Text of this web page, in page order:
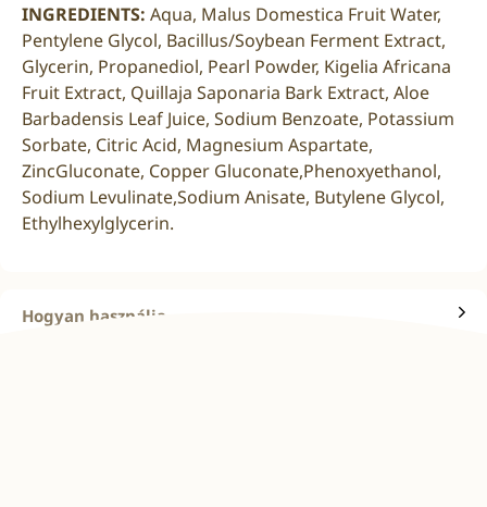
INGREDIENTS: Aqua, Malus Domestica Fruit Water,
Pentylene Glycol, Bacillus/Soybean Ferment Extract,
Glycerin, Propanediol, Pearl Powder, Kigelia Africana
Fruit Extract, Quillaja Saponaria Bark Extract, Aloe
Barbadensis Leaf Juice, Sodium Benzoate, Potassium
Sorbate, Citric Acid, Magnesium Aspartate,
ZincGluconate, Copper Gluconate,Phenoxyethanol,
Sodium Levulinate,Sodium Anisate, Butylene Glycol,
Ethylhexylglycerin.
Hogyan használja